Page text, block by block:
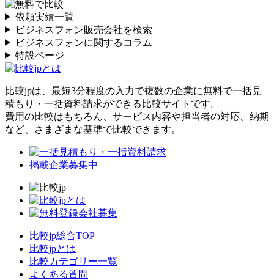
依頼実績一覧
ビジネスフォン販売会社を検索
ビジネスフォンに関するコラム
特設ページ
比較jpは、 最短3分程度の入力で複数の企業に無料で一括見
積もり・一括資料請求ができる比較サイトです。
費用の比較はもちろん、サービス内容や担当者の対応、納期
など、さまざまな基準で比較できます。
掲載企業募集中
比較jp総合TOP
比較jpとは
比較カテゴリー一覧
よくある質問